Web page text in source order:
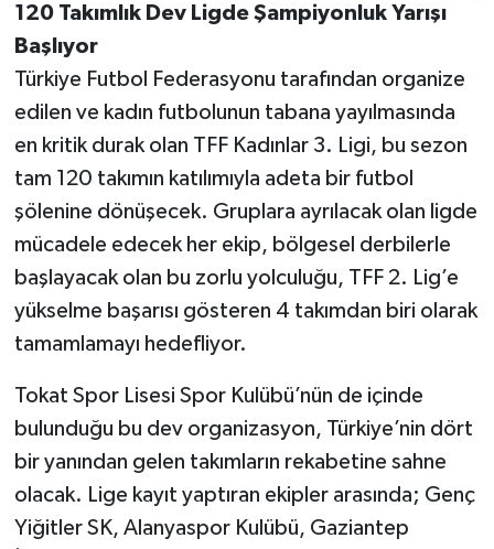
120 Takımlık Dev Ligde Şampiyonluk Yarışı
Başlıyor
Türkiye Futbol Federasyonu tarafından organize
edilen ve kadın futbolunun tabana yayılmasında
en kritik durak olan TFF Kadınlar 3. Ligi, bu sezon
tam 120 takımın katılımıyla adeta bir futbol
şölenine dönüşecek. Gruplara ayrılacak olan ligde
mücadele edecek her ekip, bölgesel derbilerle
başlayacak olan bu zorlu yolculuğu, TFF 2. Lig’e
yükselme başarısı gösteren 4 takımdan biri olarak
tamamlamayı hedefliyor.
Tokat Spor Lisesi Spor Kulübü’nün de içinde
bulunduğu bu dev organizasyon, Türkiye’nin dört
bir yanından gelen takımların rekabetine sahne
olacak. Lige kayıt yaptıran ekipler arasında; Genç
Yiğitler SK, Alanyaspor Kulübü, Gaziantep